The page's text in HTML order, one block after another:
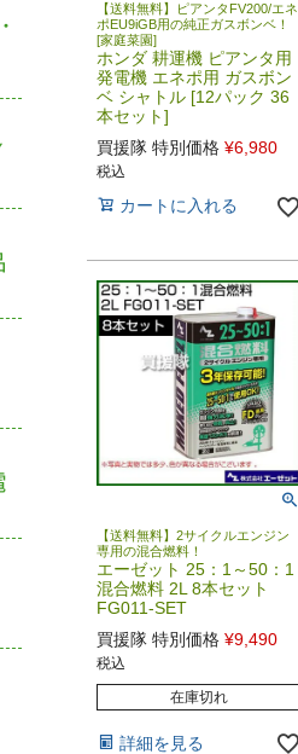
【送料無料】ピアンタFV200/エネ
ポEU9iGB用の純正ガスボンベ！
[家庭菜園]
ホンダ 耕運機 ピアンタ用
発電機 エネポ用 ガスボン
ベ シャトル [12パック 36
本セット]
買援隊 特別価格 ¥6,980
税込
カートに入れる
【送料無料】2サイクルエンジン
専用の混合燃料！
エーゼット 25：1～50：1
混合燃料 2L 8本セット
FG011-SET
買援隊 特別価格 ¥9,490
税込
在庫切れ
詳細を見る